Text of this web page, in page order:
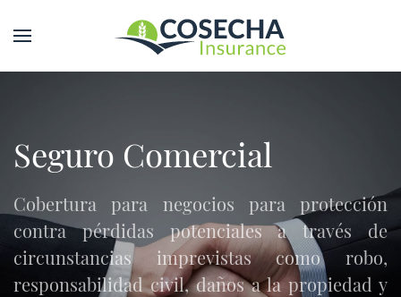
Seguro Comercial
Cobertura para negocios para protección
contra pérdidas potenciales a través de
circunstancias imprevistas como robo,
responsabilidad civil, daños a la propiedad y